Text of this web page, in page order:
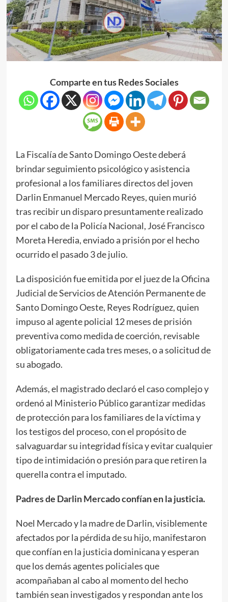
Comparte en tus Redes Sociales
La Fiscalía de Santo Domingo Oeste deberá
brindar seguimiento psicológico y asistencia
profesional a los familiares directos del joven
Darlin Enmanuel Mercado Reyes, quien murió
tras recibir un disparo presuntamente realizado
por el cabo de la Policía Nacional, José Francisco
Moreta Heredia, enviado a prisión por el hecho
ocurrido el pasado 3 de julio.
La disposición fue emitida por el juez de la Oficina
Judicial de Servicios de Atención Permanente de
Santo Domingo Oeste, Reyes Rodríguez, quien
impuso al agente policial 12 meses de prisión
preventiva como medida de coerción, revisable
obligatoriamente cada tres meses, o a solicitud de
su abogado.
Además, el magistrado declaró el caso complejo y
ordenó al Ministerio Público garantizar medidas
de protección para los familiares de la víctima y
los testigos del proceso, con el propósito de
salvaguardar su integridad física y evitar cualquier
tipo de intimidación o presión para que retiren la
querella contra el imputado.
Padres de Darlin Mercado confían en la justicia.
Noel Mercado y la madre de Darlin, visiblemente
afectados por la pérdida de su hijo, manifestaron
que confían en la justicia dominicana y esperan
que los demás agentes policiales que
acompañaban al cabo al momento del hecho
también sean investigados y respondan ante los